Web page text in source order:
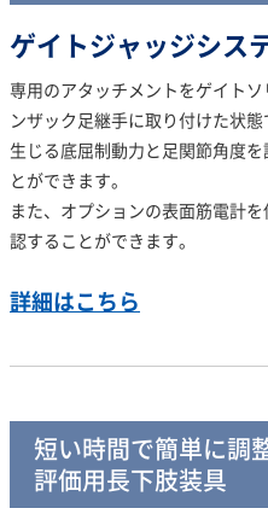
ゲイトジャッジシス
専用のアタッチメントをゲイト
ンザック足継手に取り付けた状
生じる底屈制動力と足関節角度
とができます。
また、オプションの表面筋電計
認することができます。
詳細はこちら
短い時間で簡単に調
評価用長下肢装具